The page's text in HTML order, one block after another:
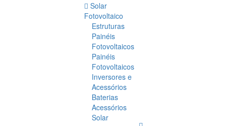
Solar
Fotovoltaico
Estruturas
Painéis
Fotovoltaicos
Painéis
Fotovoltaicos
Inversores e
Acessórios
Baterias
Acessórios
Solar